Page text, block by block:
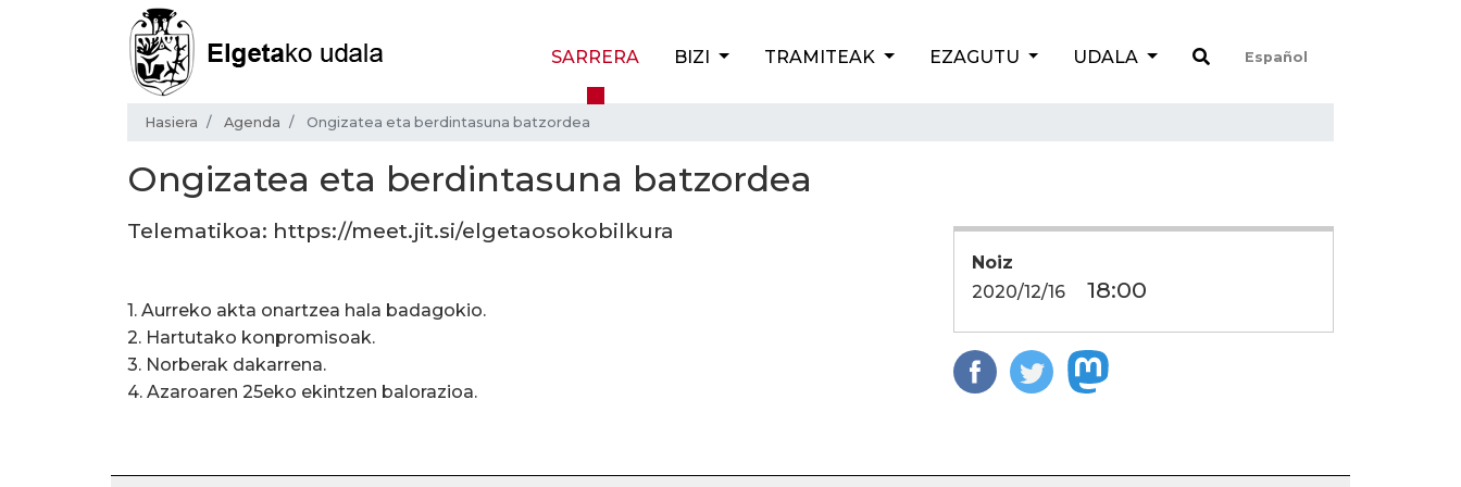
SARRERA BIZI TRAMITEAK EZAGUTU UDALA Español
Hasiera Agenda Ongizatea eta berdintasuna batzordea
Ongizatea eta berdintasuna batzordea
Noiz
2020/12/16
18:00
Telematikoa: https://meet.jit.si/elgetaosokobilkura
1. Aurreko akta onartzea hala badagokio.
2. Hartutako konpromisoak.
3. Norberak dakarrena.
4. Azaroaren 25eko ekintzen balorazioa.